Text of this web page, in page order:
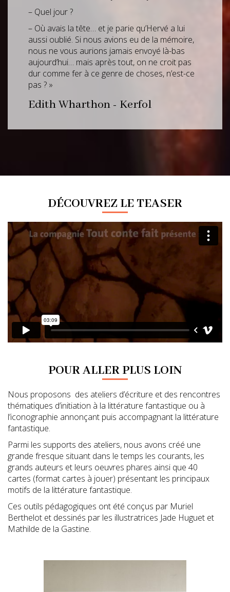
– Quel jour ?
– Où avais la tête… et je parie qu’Hervé a lui
aussi oublié. Si nous avions eu de la mémoire,
nous ne vous aurions jamais envoyé là-bas
aujourd’hui… mais après tout, on ne croit pas
dur comme fer à ce genre de choses, n’est-ce
pas ? »
Edith Wharthon - Kerfol
DÉCOUVREZ LE TEASER
POUR ALLER PLUS LOIN
Nous proposons des ateliers d’écriture et des rencontres
thématiques d’initiation à la littérature fantastique ou à
l’iconographie annonçant puis accompagnant la littérature
fantastique.
Parmi les supports des ateliers, nous avons créé une
grande fresque situant dans le temps les courants, les
grands auteurs et leurs oeuvres phares ainsi que 40
cartes (format cartes à jouer) présentant les principaux
motifs de la littérature fantastique.
Ces outils pédagogiques ont été conçus par Muriel
Berthelot et dessinés par les illustratrices Jade Huguet et
Mathilde de la Gastine.